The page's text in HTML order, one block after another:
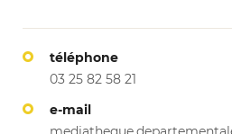
téléphone
03 25 82 58 21
e-mail